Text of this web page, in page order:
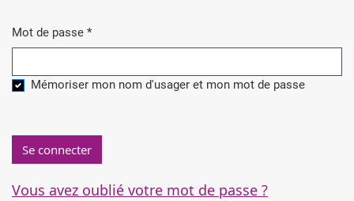
Mot de passe *
Obligatoire
Mémoriser mon nom d'usager et mon mot de passe
Se connecter
Vous avez oublié votre mot de passe ?